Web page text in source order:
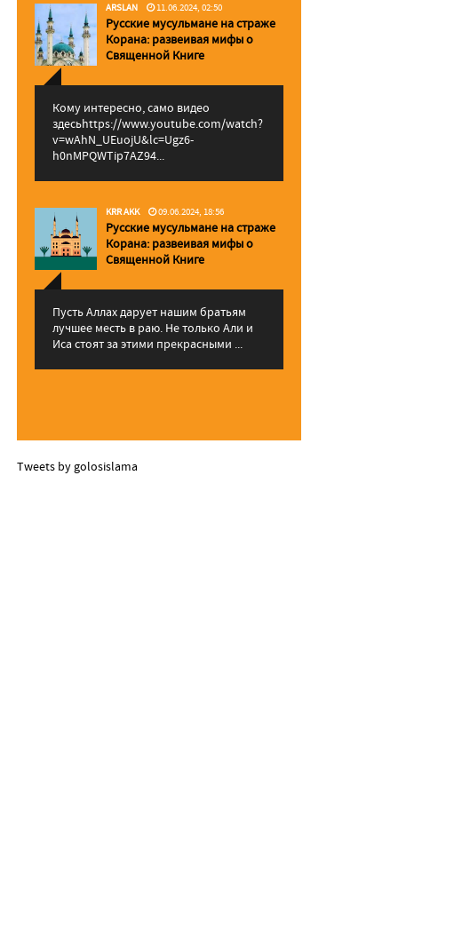
ARSLAN 11.06.2024, 02:50
Русские мусульмане на страже
Корана: pазвеивая мифы о
Священной Книге
Кому интересно, само видео
здесьhttps://www.youtube.com/watch?
v=wAhN_UEuojU&lc=Ugz6-
h0nMPQWTip7AZ94...
KRR AKK 09.06.2024, 18:56
Русские мусульмане на страже
Корана: pазвеивая мифы о
Священной Книге
Пусть Аллах дарует нашим братьям
лучшее месть в раю. Не только Али и
Иса стоят за этими прекрасными ...
Tweets by golosislama